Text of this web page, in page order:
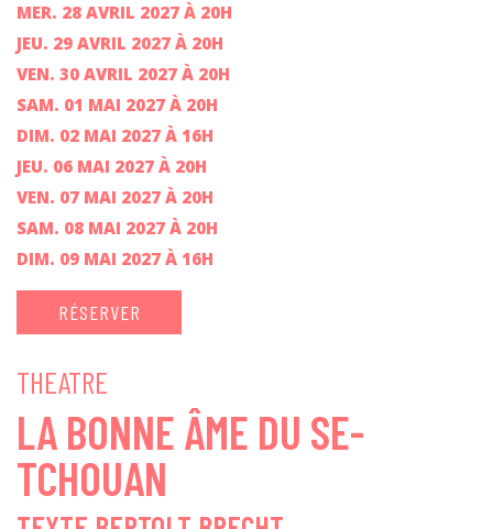
MER. 28 AVRIL 2027 À 20H
JEU. 29 AVRIL 2027 À 20H
VEN. 30 AVRIL 2027 À 20H
SAM. 01 MAI 2027 À 20H
DIM. 02 MAI 2027 À 16H
JEU. 06 MAI 2027 À 20H
VEN. 07 MAI 2027 À 20H
SAM. 08 MAI 2027 À 20H
DIM. 09 MAI 2027 À 16H
RÉSERVER
THEATRE
LA BONNE ÂME DU SE-
TCHOUAN